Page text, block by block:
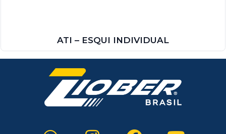
ATI – ESQUI INDIVIDUAL